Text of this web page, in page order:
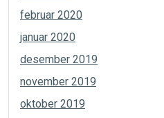
februar 2020
januar 2020
desember 2019
november 2019
oktober 2019